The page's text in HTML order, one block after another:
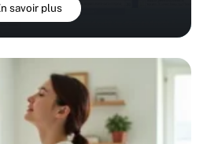
savoir plus